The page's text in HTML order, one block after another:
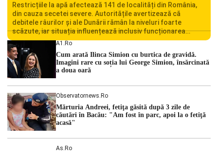
Restricțiile la apă afectează 141 de localități din România,
din cauza secetei severe. Autoritățile avertizează că
debitele râurilor și ale Dunării rămân la niveluri foarte
scăzute, iar situația influențează inclusiv funcționarea
Centralei Nucleare de la Cernavodă. România se confruntă
cu una dintre cele mai dificile perioade din punct de vedere
hidrologic din ultimii ani. Lipsa […]
A1.ro
Cum arată Ilinca Simion cu burtica de gravidă.
Imagini rare cu soția lui George Simion, însărcinată
a doua oară
Observatornews.ro
Mărturia Andreei, fetiţa găsită după 3 zile de
căutări în Bacău: "Am fost în parc, apoi la o fetiţă
acasă"
As.ro